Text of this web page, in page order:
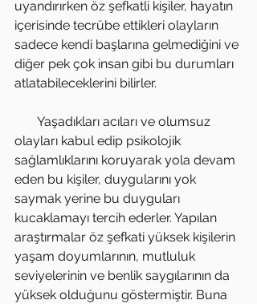
uyandırırken öz şefkatli kişiler, hayatın
içerisinde tecrübe ettikleri olayların
sadece kendi başlarına gelmediğini ve
diğer pek çok insan gibi bu durumları
atlatabileceklerini bilirler.
olayları kabul edip psikolojik
sağlamlıklarını koruyarak yola devam
eden bu kişiler, duygularını yok
saymak yerine bu duyguları
kucaklamayı tercih ederler. Yapılan
araştırmalar öz şefkati yüksek kişilerin
yaşam doyumlarının, mutluluk
seviyelerinin ve benlik saygılarının da
yüksek olduğunu göstermiştir. Buna